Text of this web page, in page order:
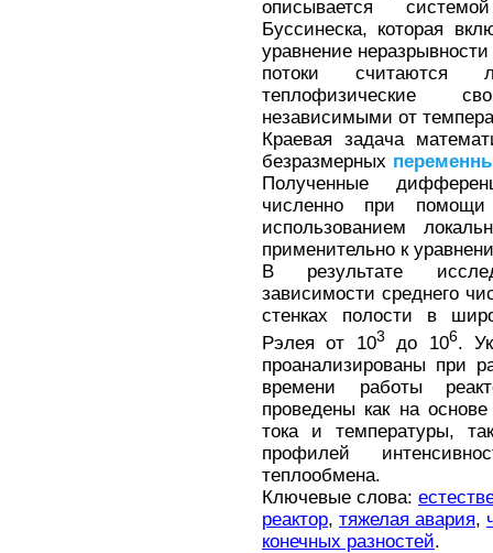
описывается
Буссинеска, которая
уравнение
потоки считаются
теплофизические
независимыми от
Краевая задача
безразмерных
Полученные
численно при
использованием
применительно к
В результате
зависимости среднего
стенках полости в
Рэлея от 103 до 106.
проанализированы при
времени работы
проведены как на
тока и температуры,
профилей
теплообмена.
Ключевые слова:
реактор, тяжелая авария,
конечных разностей.